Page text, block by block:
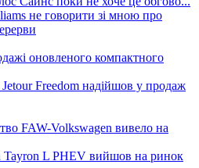
не говорити зі мною про
Freedom надійшов у продаж
Tayron L PHEV вийшов на ринок